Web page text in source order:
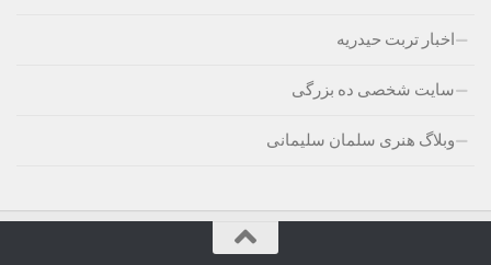
اخبار تربت حیدریه
سایت شخصی ده بزرگی
وبلاگ هنری سلمان سلیمانی